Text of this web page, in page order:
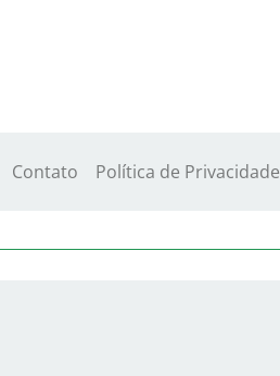
Contato Política de Privacidade